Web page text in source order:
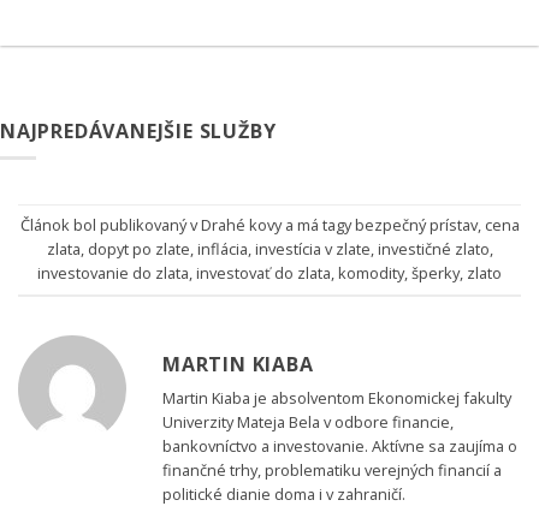
NAJPREDÁVANEJŠIE SLUŽBY
Článok bol publikovaný vDrahé kovya má tagybezpečný prístav, cena
zlata, dopyt po zlate,inflácia,investícia v zlate,investičné zlato,
investovanie do zlata,investovať do zlata,komodity,šperky, zlato
MARTIN KIABA
Martin Kiaba je absolventom Ekonomickej fakulty
Univerzity Mateja Bela v odbore financie,
bankovníctvo a investovanie. Aktívne sa zaujíma o
finančné trhy, problematiku verejných financií a
politické dianie doma i v zahraničí.